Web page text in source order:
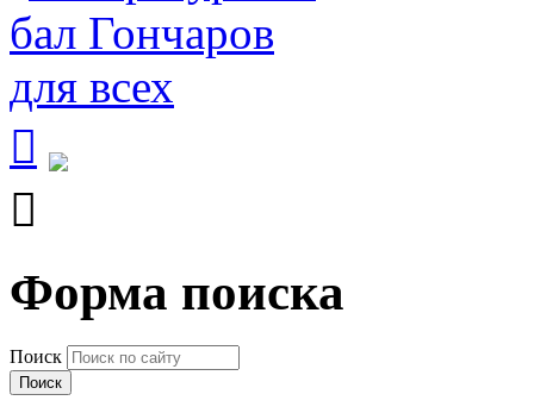


Форма поиска
Поиск